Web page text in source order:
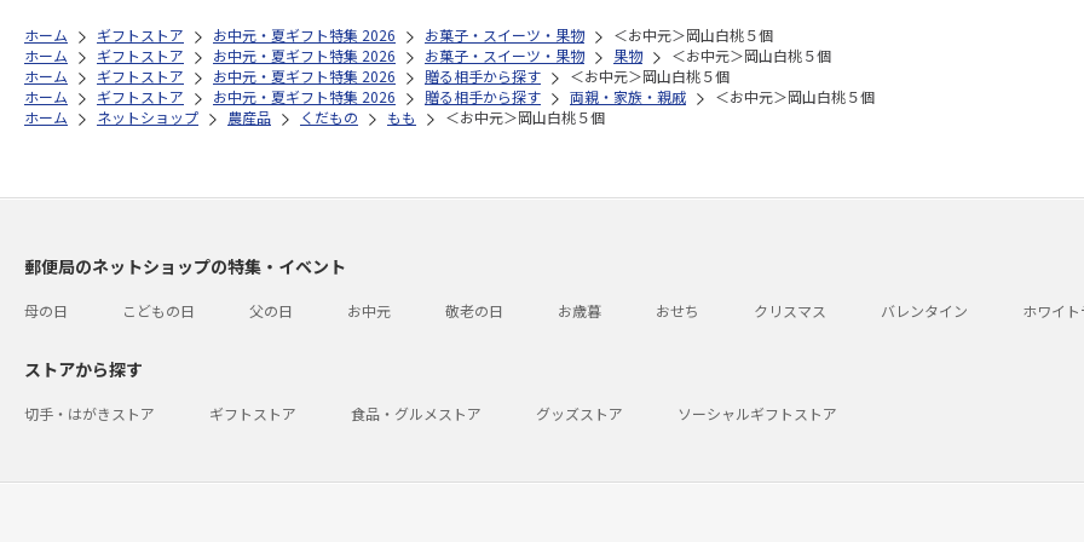
ホーム ギフトストア お中元・夏ギフト特集 2026 お菓子・スイーツ・果物
＜お中元＞岡山白桃５個
ホーム
ギフトストア お中元・夏ギフト特集 2026 お菓子・スイーツ・果物 果物
＜お中元＞岡山白桃５個
ホーム
ギフトストア お中元・夏ギフト特集 2026 贈る相手から探す
＜お中元＞岡山白桃５個
ホーム
ギフトストア お中元・夏ギフト特集 2026 贈る相手から探す 両親・家族・親戚
＜お中元＞岡山白桃５個
ホーム
ネットショップ 農産品 くだもの もも ＜お中元＞岡山白桃５個
郵便局のネットショップの特集・イベント
母の日 こどもの日 父の日 お中元 敬老の日 お歳暮 おせち クリスマス バレンタイン ホワイ
ストアから探す
切手・はがきストア ギフトストア 食品・グルメストア グッズストア ソーシャルギフトストア